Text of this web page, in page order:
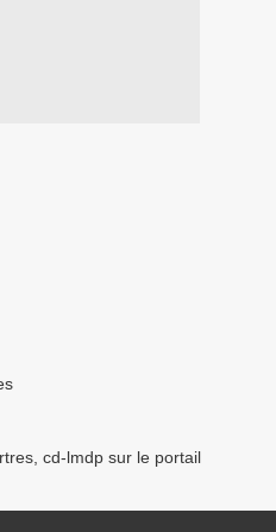
cd-lmdp sur le portail